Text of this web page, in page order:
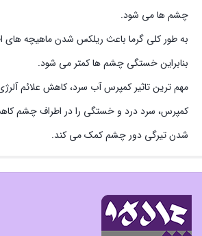
چشم ها می شود.
به طور کلی گرما باعث ریلکس شدن ماهیچه
بنابراین خستگی چشم ها کمتر می شود.
مهم ترین تاثیر کمپرس آب سرد، کاهش علائم
کمپرس، سرد درد و خستگی را در اطراف چشم
شدن تیرگی دور چشم کمک می کند.